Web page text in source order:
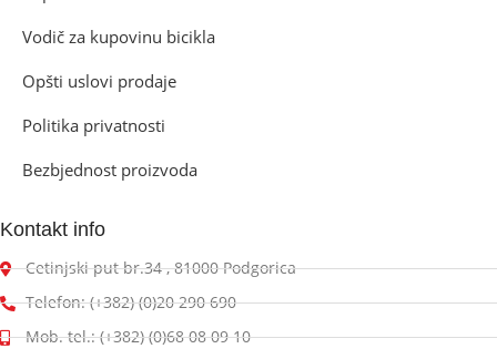
Vodič za kupovinu bicikla
Opšti uslovi prodaje
Politika privatnosti
Bezbjednost proizvoda
Kontakt info
Cetinjski put br.34 , 81000 Podgorica
Telefon: (+382) (0)20 290 690
Mob. tel.: (+382) (0)68 08 09 10